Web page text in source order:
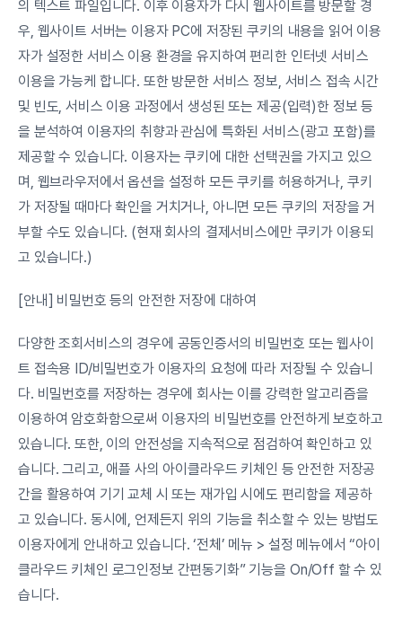
의 텍스트 파일입니다. 이후 이용자가 다시 웹사이트를 방문할 경
우, 웹사이트 서버는 이용자 PC에 저장된 쿠키의 내용을 읽어 이용
자가 설정한 서비스 이용 환경을 유지하여 편리한 인터넷 서비스
이용을 가능케 합니다. 또한 방문한 서비스 정보, 서비스 접속 시간
및 빈도, 서비스 이용 과정에서 생성된 또는 제공(입력)한 정보 등
을 분석하여 이용자의 취향과 관심에 특화된 서비스(광고 포함)를
제공할 수 있습니다. 이용자는 쿠키에 대한 선택권을 가지고 있으
며, 웹브라우저에서 옵션을 설정하 모든 쿠키를 허용하거나, 쿠키
가 저장될 때마다 확인을 거치거나, 아니면 모든 쿠키의 저장을 거
부할 수도 있습니다. (현재 회사의 결제서비스에만 쿠키가 이용되
고 있습니다.)
[안내] 비밀번호 등의 안전한 저장에 대하여
다양한 조회서비스의 경우에 공동인증서의 비밀번호 또는 웹사이
트 접속용 ID/비밀번호가 이용자의 요청에 따라 저장될 수 있습니
다. 비밀번호를 저장하는 경우에 회사는 이를 강력한 알고리즘을
이용하여 암호화함으로써 이용자의 비밀번호를 안전하게 보호하고
있습니다. 또한, 이의 안전성을 지속적으로 점검하여 확인하고 있
습니다. 그리고, 애플 사의 아이클라우드 키체인 등 안전한 저장공
간을 활용하여 기기 교체 시 또는 재가입 시에도 편리함을 제공하
고 있습니다. 동시에, 언제든지 위의 기능을 취소할 수 있는 방법도
이용자에게 안내하고 있습니다. ‘전체’ 메뉴 > 설정 메뉴에서 “아이
클라우드 키체인 로그인정보 간편동기화” 기능을 On/Off 할 수 있
습니다.